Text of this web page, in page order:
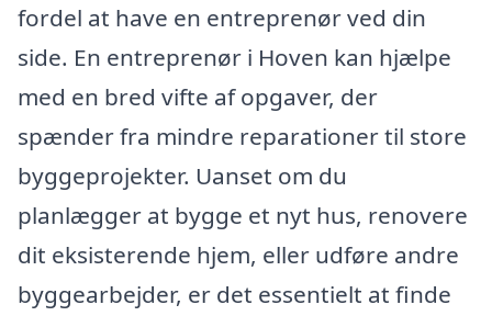
fordel at have en entreprenør ved din
side. En entreprenør i Hoven kan hjælpe
med en bred vifte af opgaver, der
spænder fra mindre reparationer til store
byggeprojekter. Uanset om du
planlægger at bygge et nyt hus, renovere
dit eksisterende hjem, eller udføre andre
byggearbejder, er det essentielt at finde